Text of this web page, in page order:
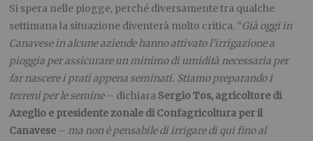
Si spera nelle piogge, perché diversamente tra qualche
settimana la situazione diventerà molto critica. “Già oggi in
Canavese in alcune aziende hanno attivato l’irrigazione a
pioggia per assicurare un minimo di umidità necessaria per
far nascere i prati appena seminati. Stiamo preparando i
terreni per le semine– dichiara Sergio Tos, agricoltore di
Azeglio e presidente zonale di Confagricoltura per il
Canavese – ma non è pensabile di irrigare di qui fino al